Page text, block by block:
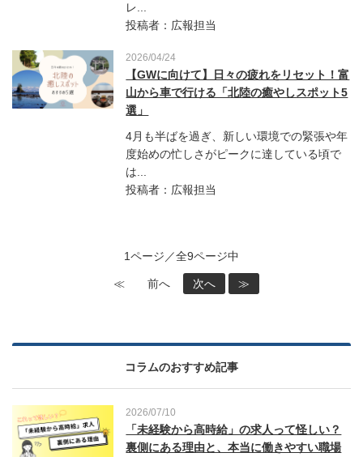
レ...
投稿者：広報担当
2026/04/24
【GWに向けて】日々の疲れをリセット！富
山から車で行ける「北陸の癒やしスポット5
選」
4月も半ばを過ぎ、新しい環境での緊張や年
度始めの忙しさがピークに達している頃で
は...
投稿者：広報担当
1ページ／全9ページ中
≪ 前へ 次へ ≫
コラムのおすすめ記事
2026/07/10
「未経験から高時給」の求人って怪しい？
裏側にある理由と、本当に働きやすい職場